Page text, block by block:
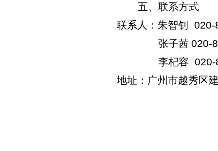
五、联系方式
联系人：朱智钊
020-
张子茜 020-
李杞容
地址：广州市越秀区